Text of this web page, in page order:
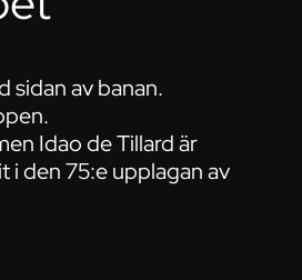
sidan av banan.
Idao de Tillard är
i den 75:e upplagan av